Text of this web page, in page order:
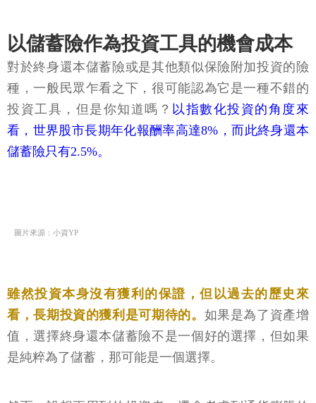
以儲蓄險作為投資工具的機會成本
對於終身還本儲蓄險或是其他類似保險附加投資的險
種，一般民眾乍看之下，很可能認為它是一種不錯的
投資工具，但是你知道嗎？ 以指數化投資的角度來
看，世界股市長期年化報酬率高達8%，而此終身還本
儲蓄險只有2.5%。
圖片來源：小資YP
雖然投資本身沒有獲利的保證，但以過去的歷史來
看，長期投資的獲利是可期待的。 如果是為了資產增
值，選擇終身還本儲蓄險不是一個好的選擇，但如果
是純粹為了儲蓄，那可能是一個選擇。